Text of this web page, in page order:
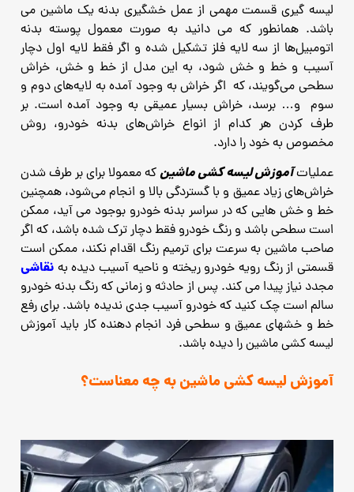
لیسه‌ گیری قسمت مهمی از عمل خشگیری بدنه یک ماشین می
باشد. همانطور که می دانید به صورت معمول پوسته بدنه
اتومبیل‌ها از سه لایه فلز تشکیل شده و اگر فقط لایه اول دچار
آسیب و خط و خش شود، به این مدل از خط و خش، خراش
سطحی می‌گویند، که اگر خراش به وجود آمده به لایه‌های دوم و
سوم و… برسد، خراش بسیار عمیقی به وجود آمده است. بر
طرف کردن هر کدام از انواع خراش‌های بدنه خودرو، روش
مخصوص به خود را دارد.
عملیاتآموزش لیسه‌ کشی ماشینکه معمولا برای بر طرف شدن
خراش‌های زیاد عمیق و با گستردگی بالا و انجام می‌شود، همچنین
خط و خش هایی که در سراسر بدنه خودرو بوجود می آید، ممکن
است سطحی باشد و رنگ خودرو فقط دچار ترکشده باشد، که اگر
صاحب ماشین به سرعت برای ترمیم رنگ اقدام نکند، ممکن است
قسمتی از رنگ رویه خودرو ریخته و ناحیهآسیب دیده به نقاشی
مجدد نیاز پیدا می کند.پس از حادثه و زمانی که رنگ بدنه خودرو
سالم است چک کنید که خودرو آسیب جدی ندیده باشد. برای رفع
خط و خشهای عمیق و سطحی فرد انجام دهنده کار باید آموزش
لیسه کشی ماشین را دیده باشد.
آموزش لیسه کشی ماشین به چه معناست؟